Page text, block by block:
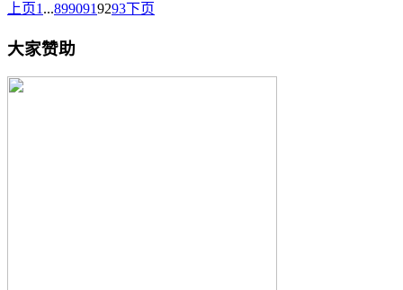
上页1...8990919293 下页
大家赞助